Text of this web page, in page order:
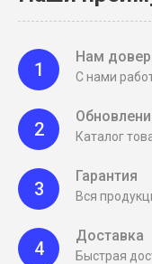
1
Нам
С нами
2 Каталог
3
Гарантия
Вся
4
Доставка
Быстрая